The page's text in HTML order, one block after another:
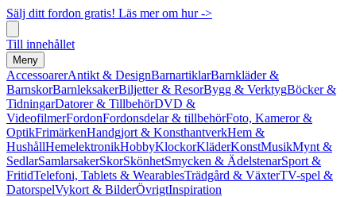
Sälj ditt fordon gratis! Läs mer om hur ->
Till innehållet
Meny
AccessoarerAntikt & DesignBarnartiklarBarnkläder &
BarnskorBarnleksakerBiljetter & ResorBygg & VerktygBöcker &
TidningarDatorer & TillbehörDVD &
VideofilmerFordonFordonsdelar & tillbehörFoto, Kameror &
OptikFrimärkenHandgjort & KonsthantverkHem &
HushållHemelektronikHobbyKlockorKläderKonstMusikMynt &
SedlarSamlarsakerSkorSkönhetSmycken & ÄdelstenarSport &
FritidTelefoni, Tablets & WearablesTrädgård & VäxterTV-spel &
DatorspelVykort & BilderÖvrigtInspiration